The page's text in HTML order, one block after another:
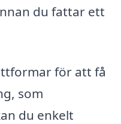
du fattar ett
för att få
som
du enkelt